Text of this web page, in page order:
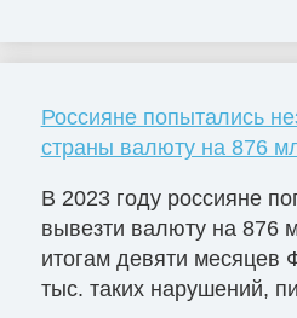
Россияне попытались
страны валюту на 876
В 2023 году россияне
вывезти валюту на 876
итогам девяти
тыс. таких нарушений,